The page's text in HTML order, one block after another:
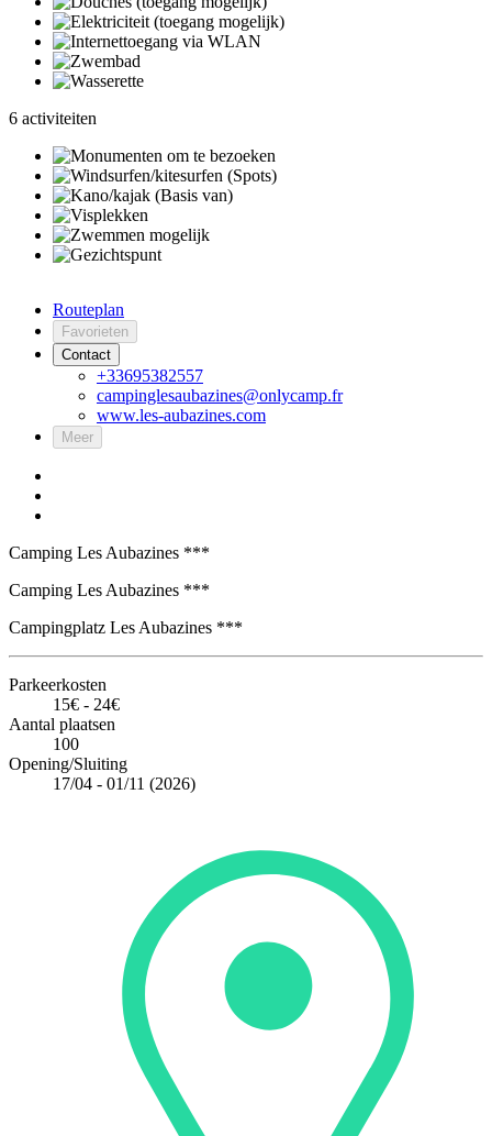
6 activiteiten
Routeplan
Favorieten
Contact
+33695382557
campinglesaubazines@onlycamp.fr
www.les-aubazines.com
Meer
Camping Les Aubazines ***
Camping Les Aubazines ***
Campingplatz Les Aubazines ***
Parkeerkosten
15€ - 24€
Aantal plaatsen
100
Opening/Sluiting
17/04 - 01/11 (2026)